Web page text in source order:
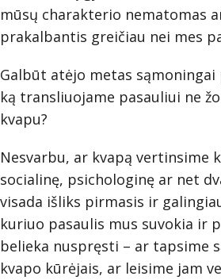
mūsų charakterio nematomas
prakalbantis greičiau nei mes
Galbūt atėjo metas
ką transliuojame pasauliui ne
kvapu?
Nesvarbu, ar kvapą vertinsime
socialinę, psichologinę ar net
visada išliks pirmasis ir
kuriuo pasaulis mus suvokia ir
belieka nuspręsti – ar tapsime
kvapo kūrėjais, ar leisime jam